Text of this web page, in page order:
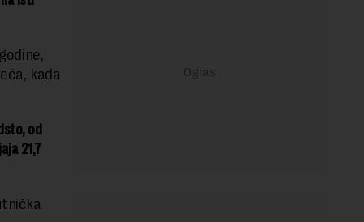
kada
od
21,7